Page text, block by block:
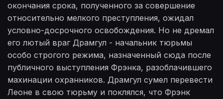
окончания срока, полученного за совершение
относительно мелкого преступления, ожидал
условно-досрочного освобождения. Но не дремал
его лютый враг Драмгул - начальник тюрьмы
особо строгого режима, назначенный сюда после
публичного выступления Фрэнка, разоблачившего
махинации охранников. Драмгул сумел перевести
Леоне в свою тюрьму и поклялся, что Фрэнк